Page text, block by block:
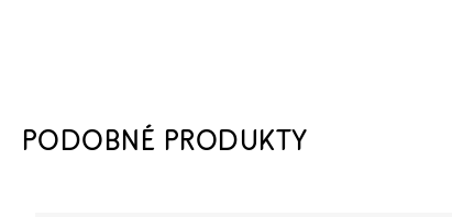
PODOBNÉ PRODUKTY